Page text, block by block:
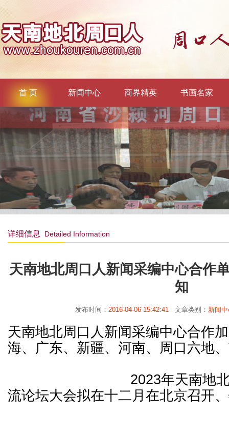
首 页 新闻中心 商界精英 书画名家
详细信息 Detailed Information
天南地北周口人新闻采编中心合作
知
发布时间： 2016-04-06 15:42:41文章类别： 新闻
天南地北周口人新闻采编中心合作
海、广东、新疆、河南、周口六地
2023年天南地北周口
流论坛大会拟在十二月在北京召开